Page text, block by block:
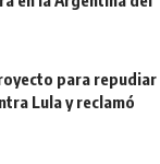
para repudiar
Lula y reclamó